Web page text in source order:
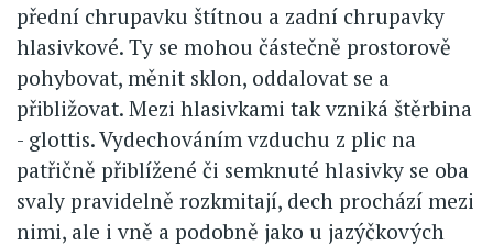
přední chrupavku štítnou a zadní chrupavky
hlasivkové. Ty se mohou částečně prostorově
pohybovat, měnit sklon, oddalovat se a
přibližovat. Mezi hlasivkami tak vzniká štěrbina
- glottis. Vydechováním vzduchu z plic na
patřičně přiblížené či semknuté hlasivky se oba
svaly pravidelně rozkmitají, dech prochází mezi
nimi, ale i vně a podobně jako u jazýčkových